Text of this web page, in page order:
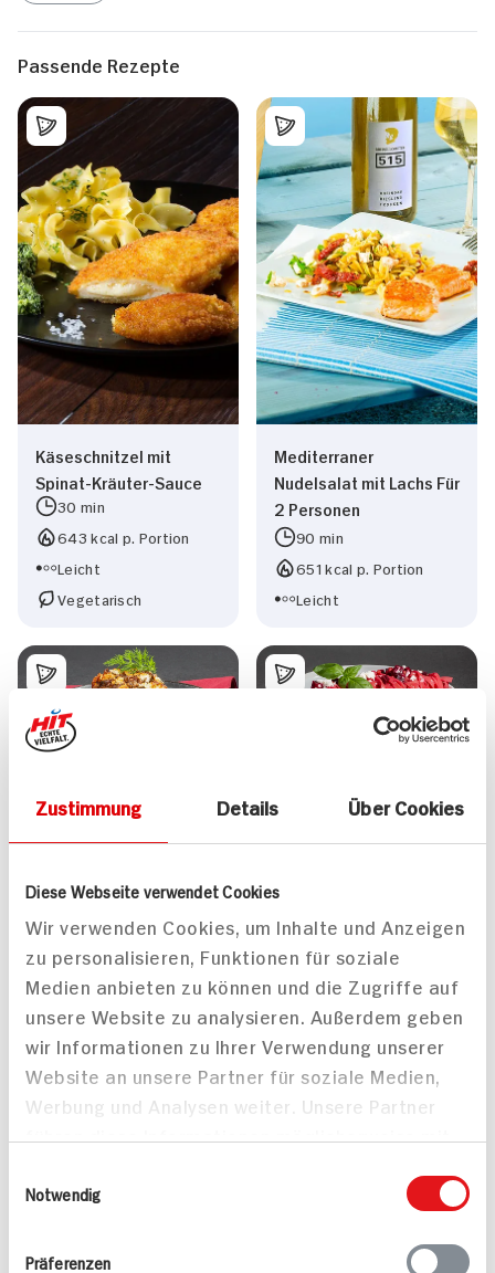
Zustimmung Details Über Cookies
Diese Webseite verwendet Cookies
Wir verwenden Cookies, um Inhalte und Anzeigen
zu personalisieren, Funktionen für soziale
Medien anbieten zu können und die Zugriffe auf
unsere Website zu analysieren. Außerdem geben
wir Informationen zu Ihrer Verwendung unserer
Website an unsere Partner für soziale Medien,
Werbung und Analysen weiter. Unsere Partner
bereitgestellt haben oder die sie im Rahmen
Notwendig
Präferenzen
Passende Rezepte
Käseschnitzel mit
Spinat-Kräuter-Sauce
30 min
643 kcal p. Portion
Leicht
Vegetarisch
Mediterraner
Nudelsalat mit Lachs Für
2 Personen
90 min
651 kcal p. Portion
Leicht
Vegetarischer Hack-
Leicht
Vegetarisch
Schweinefilet in Pesto
973 kcal p. Portion
Leicht
Schweinerücken-Steaks